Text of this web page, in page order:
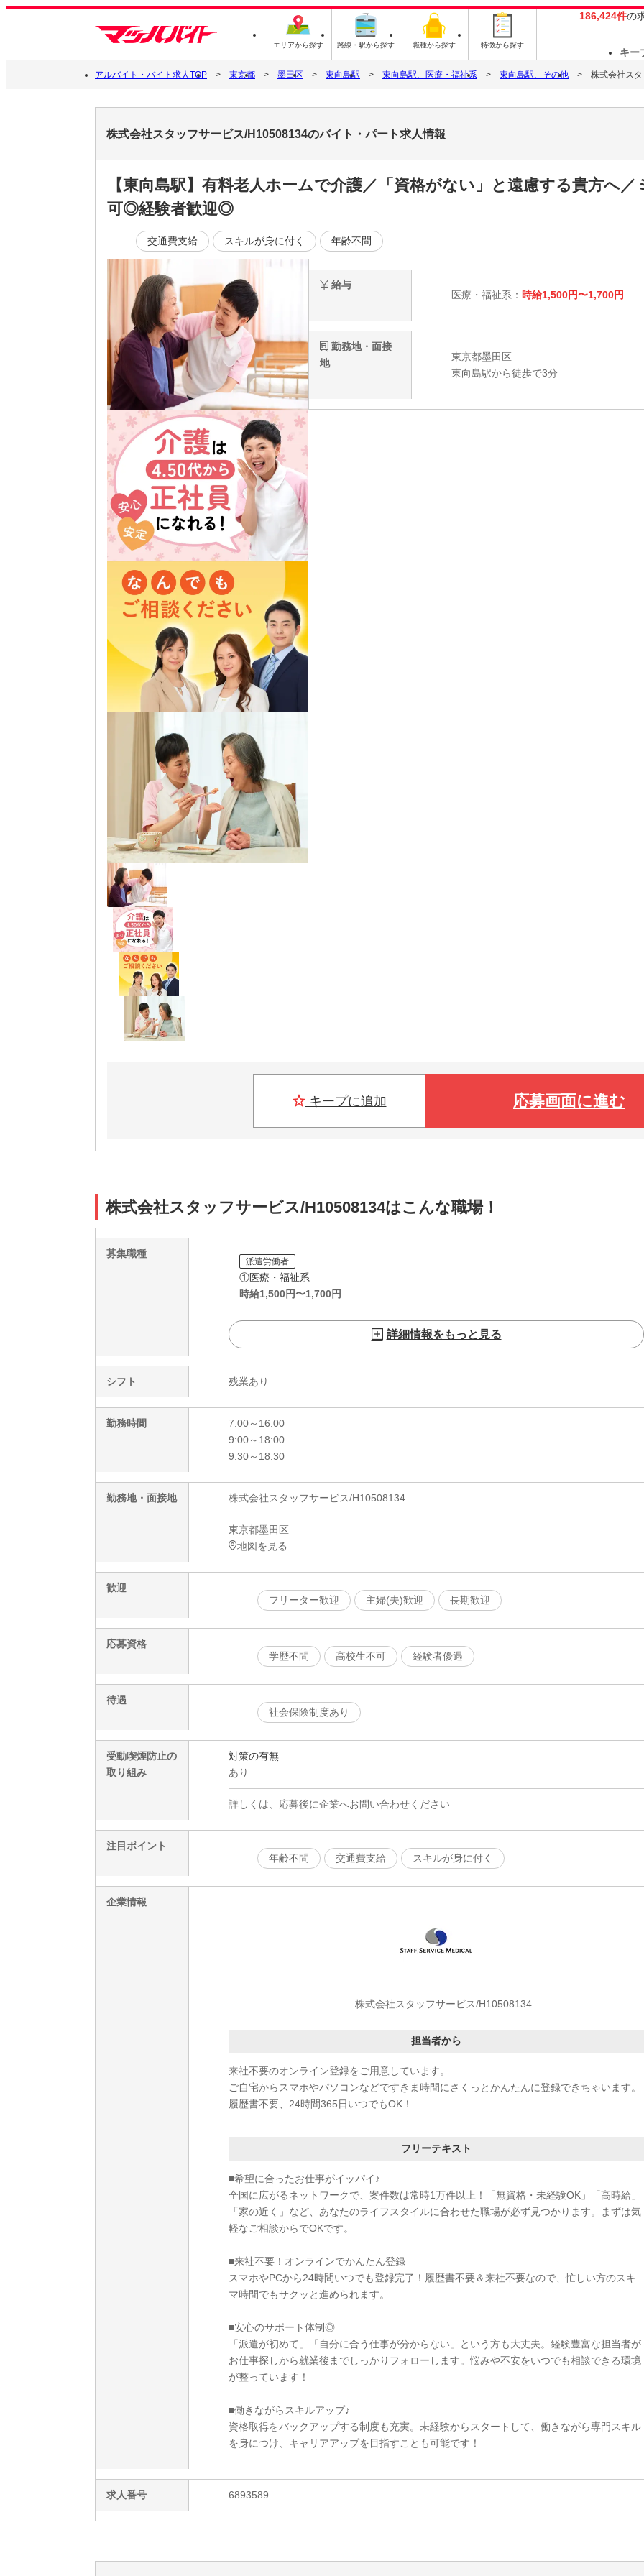
エリアから探す 路線・駅から探す 職種から探す 特徴から探す
186,424件の
キー
アルバイト・バイト求人TOP 東京都 墨田区 東向島駅 東向島駅、医療・福祉系 東向島駅、その他 株式会社ス
株式会社スタッフサービス/H10508134のバイト・パート求人情報
【東向島駅】有料老人ホームで介護／「資格がない」と遠慮する貴方へ
可◎経験者歓迎◎
交通費支給 スキルが身に付く 年齢不問
給与
医療・福祉系： 時給1,500円〜1,700円
勤務地・面接
地
東京都墨田区
東向島駅から徒歩で3分
キープに追加 応募画面に進む
株式会社スタッフサービス/H10508134はこんな職場！
募集職種
派遣労働者
①医療・福祉系
時給1,500円〜1,700円
詳細情報をもっと見る
シフト 残業あり
勤務時間
7:00～16:00
9:00～18:00
9:30～18:30
勤務地・面接地 株式会社スタッフサービス/H10508134
東京都墨田区
地図を見る
歓迎
フリーター歓迎
主婦(夫)歓迎 長期歓迎
応募資格
学歴不問
高校生不可 経験者優遇
待遇
社会保険制度あり
受動喫煙防止の
取り組み
対策の有無
あり
詳しくは、応募後に企業へお問い合わせください
注目ポイント
年齢不問
交通費支給 スキルが身に付く
企業情報
株式会社スタッフサービス/H10508134
担当者から
来社不要のオンライン登録をご用意しています。
ご自宅からスマホやパソコンなどですきま時間にさくっとかんたんに登録できちゃいます。
履歴書不要、24時間365日いつでもOK！
フリーテキスト
■希望に合ったお仕事がイッパイ♪
全国に広がるネットワークで、案件数は常時1万件以上！「無資格・未経験OK」「高時給」
「家の近く」など、あなたのライフスタイルに合わせた職場が必ず見つかります。まずは気
軽なご相談からでOKです。
■来社不要！オンラインでかんたん登録
スマホやPCから24時間いつでも登録完了！履歴書不要＆来社不要なので、忙しい方のスキ
マ時間でもサクッと進められます。
■安心のサポート体制◎
「派遣が初めて」「自分に合う仕事が分からない」という方も大丈夫。経験豊富な担当者が
お仕事探しから就業後までしっかりフォローします。悩みや不安をいつでも相談できる環境
が整っています！
■働きながらスキルアップ♪
資格取得をバックアップする制度も充実。未経験からスタートして、働きながら専門スキル
を身につけ、キャリアアップを目指すことも可能です！
求人番号 6893589